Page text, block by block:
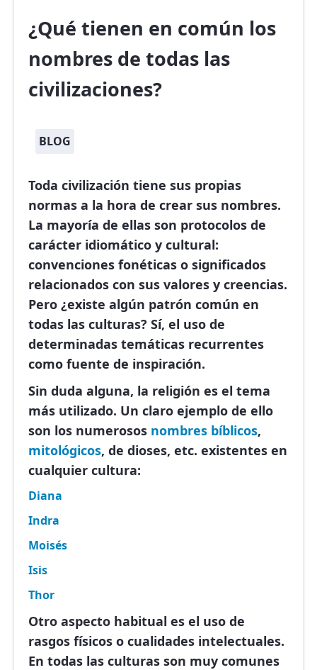
¿Qué tienen en común los
nombres de todas las
civilizaciones?
BLOG
Toda civilización tiene sus propias
normas a la hora de crear sus nombres.
La mayoría de ellas son protocolos de
carácter idiomático y cultural:
convenciones fonéticas o significados
relacionados con sus valores y creencias.
Pero ¿existe algún patrón común en
todas las culturas? Sí, el uso de
determinadas temáticas recurrentes
como fuente de inspiración.
Sin duda alguna, la religión es el tema
más utilizado. Un claro ejemplo de ello
son los numerosos nombres bíblicos,
mitológicos, de dioses, etc. existentes en
cualquier cultura:
Diana
Indra
Moisés
Isis
Thor
Otro aspecto habitual es el uso de
rasgos físicos o cualidades intelectuales.
En todas las culturas son muy comunes